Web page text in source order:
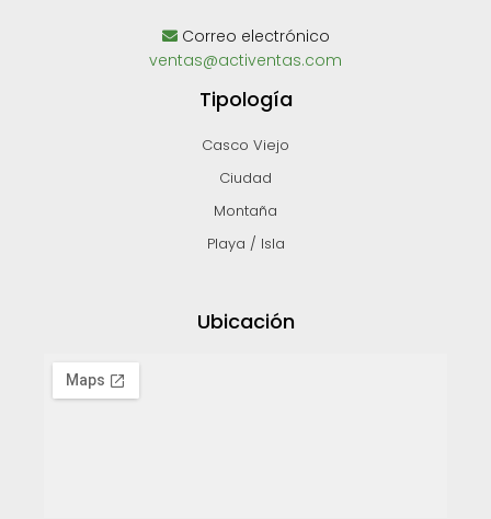
Correo electrónico
ventas@activentas.com
Tipología
Casco Viejo
Ciudad
Montaña
Playa / Isla
Ubicación